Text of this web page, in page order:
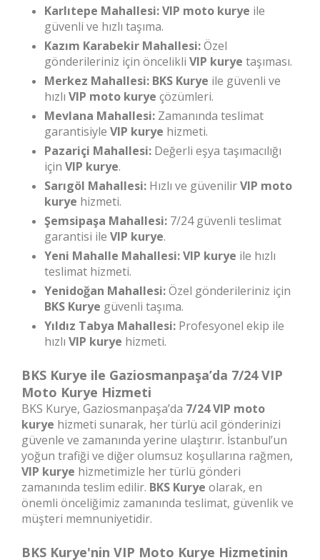
Karlıtepe Mahallesi:VIP moto kurye ile
güvenli ve hızlı taşıma.
Kazım Karabekir Mahallesi:Özel
gönderileriniz için öncelikli VIP kurye taşıması.
Merkez Mahallesi: BKS Kurye ile güvenli ve
hızlı VIP moto kurye çözümleri.
Mevlana Mahallesi: Zamanında teslimat
garantisiyle VIP kurye hizmeti.
Pazariçi Mahallesi: Değerli eşya taşımacılığı
için VIP kurye.
Sarıgöl Mahallesi: Hızlı ve güvenilirVIP moto
kurye hizmeti.
Şemsipaşa Mahallesi: 7/24 güvenli teslimat
garantisi ile VIP kurye.
Yeni Mahalle Mahallesi:VIP kurye ile hızlı
teslimat hizmeti.
Yenidoğan Mahallesi:Özel gönderileriniz için
BKS Kurye güvenli taşıma.
Yıldız Tabya Mahallesi: Profesyonel ekip ile
hızlı VIP kurye hizmeti.
BKS Kurye ile Gaziosmanpaşa’da 7/24 VIP
Moto Kurye Hizmeti
BKS Kurye, Gaziosmanpaşa’da 7/24 VIP moto
kurye hizmeti sunarak, her türlü acil gönderinizi
güvenle ve zamanında yerine ulaştırır. İstanbul’un
yoğun trafiği ve diğer olumsuz koşullarına rağmen,
VIP kurye hizmetimizle her türlü gönderi
zamanında teslim edilir. BKS Kurye olarak, en
önemli önceliğimiz zamanında teslimat, güvenlik ve
müşteri memnuniyetidir.
BKS Kurye'nin VIP Moto Kurye Hizmetinin